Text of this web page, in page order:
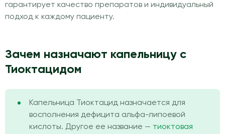
гарантирует качество препаратов и индивидуальный
подход к каждому пациенту.
Зачем назначают капельницу с
Тиоктацидом
Капельница Тиоктацид назначается для
восполнения дефицита альфа-липоевой
кислоты. Другое ее название — тиоктовая